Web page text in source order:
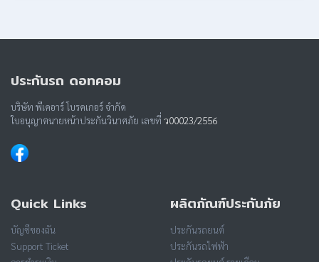
ประกันรถ ดอทคอม
บริษัท พีเคอาร์ โบรคเกอร์ จำกัด
ใบอนุญาตนายหน้าประกันวินาศภัย เลขที่ ว00023/2556
Quick Links
บัญชีของฉัน
Support Ticket
ผลิตภัณฑ์ประกันภัย
ประกันรถยนต์
ประกันรถไฟฟ้า